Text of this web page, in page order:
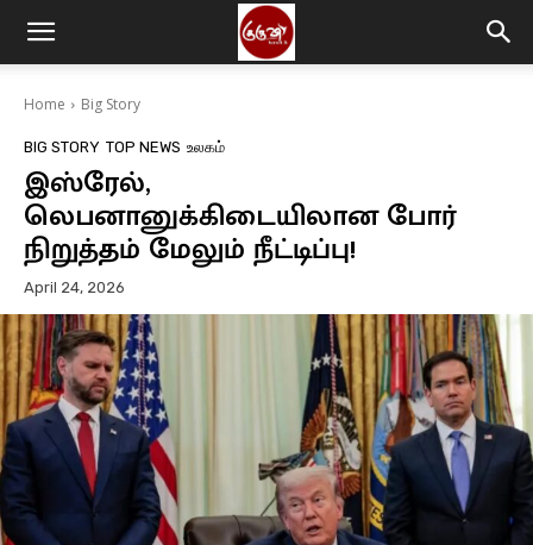
Home Big Story
BIG STORY TOP NEWS உலகம்
இஸ்ரேல்,
லெபனானுக்கிடையிலான போர்
நிறுத்தம் மேலும் நீட்டிப்பு!
April 24, 2026